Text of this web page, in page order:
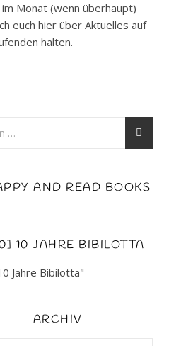
Monat (wenn überhaupt)
euch hier über Aktuelles auf
halten.
AND READ BOOKS
10 JAHRE BIBILOTTA
ARCHIV